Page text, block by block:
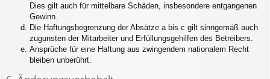
Dies gilt auch für mittelbare Schäden, insbesondere entgangenen
Gewinn.
Die Haftungsbegrenzung der Absätze a bis c gilt sinngemäß auch
zugunsten der Mitarbeiter und Erfüllungsgehilfen des Betreibers.
Ansprüche für eine Haftung aus zwingendem nationalem Recht
bleiben unberührt.